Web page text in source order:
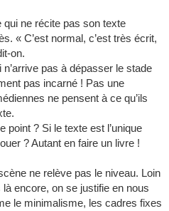
qui ne récite pas son texte
« C’est normal, c’est très écrit,
on.
pas à dépasser le stade
pas incarné ! Pas une
ne pensent à ce qu’ils
point ? Si le texte est l’unique
? Autant en faire un livre !
ne relève pas le niveau. Loin
encore, on se justifie en nous
le minimalisme, les cadres fixes